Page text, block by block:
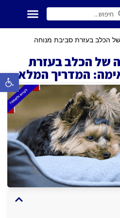
פתח
הכלב בעזרת סביבת מנוחה
של הכלב בעזרת
המדריך המלא